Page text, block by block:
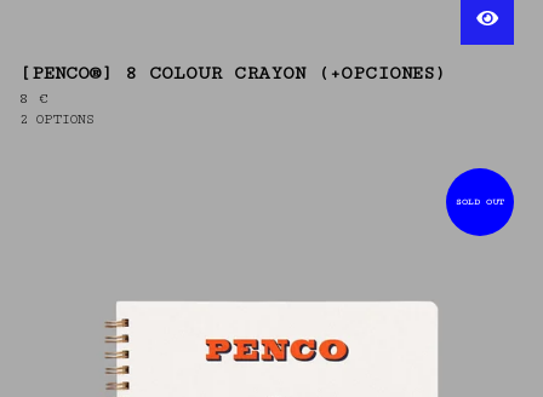
[PENCO®] 8 COLOUR CRAYON (+OPCIONES)
8 €
2 OPTIONS
SOLD OUT